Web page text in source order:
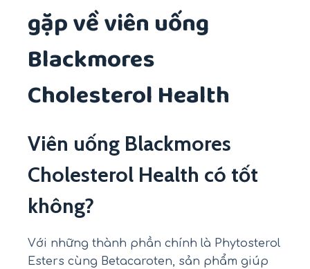
gặp về viên uống
Blackmores
Cholesterol Health
Viên uống Blackmores
Cholesterol Health có tốt
không?
Với những thành phần chính là Phytosterol
Esters cùng Betacaroten, sản phẩm giúp